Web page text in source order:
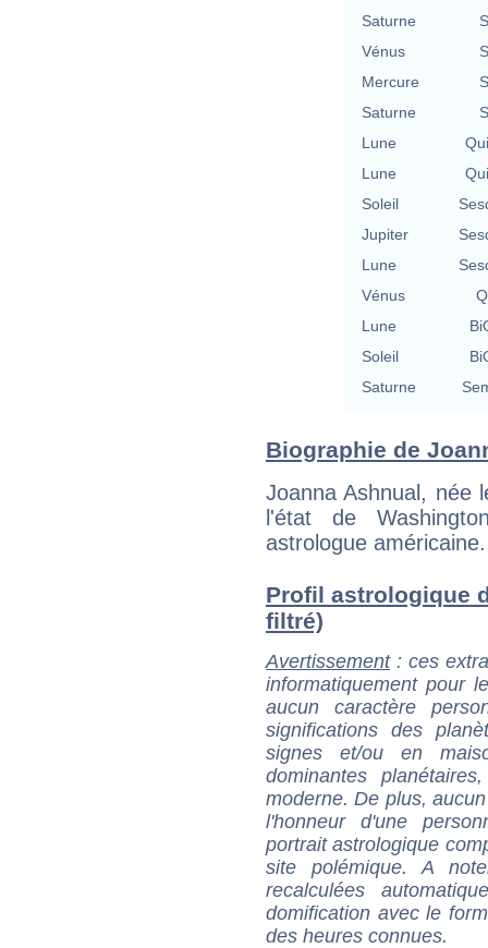
Saturne
Vénus
Mercure
Saturne
Lune
Lune
Soleil
Jupiter
Lune
Vénus
Lune
Soleil
Saturne
Biographie de
Joanna Ashnual, née
l'état de
astrologue américaine.
Profil astrologique
filtré)
Avertissement: ces
informatiquement pour
aucun caractère
significations des
signes et/ou en
dominantes
moderne. De plus,
l'honneur d'une
portrait astrologique
site polémique. A
recalculées
domification avec le
des heures connues.